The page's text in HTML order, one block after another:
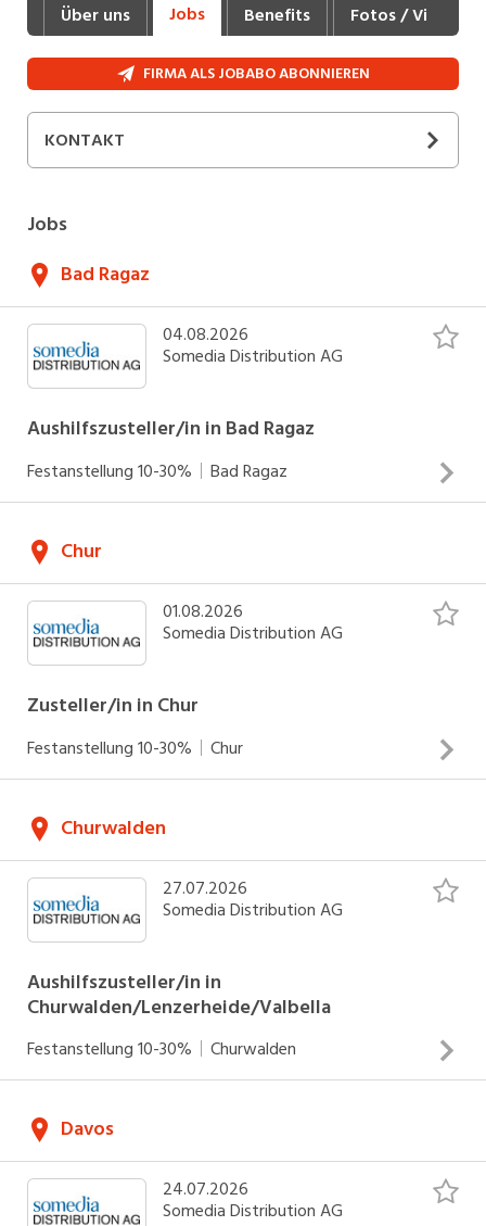
Über uns Jobs Benefits Fotos / Videos
FIRMA ALS JOBABO ABONNIEREN
KONTAKT
E-Mail
Jobs
Bad Ragaz
04.08.2026
Somedia Distribution AG
Aushilfszusteller/in in Bad Ragaz
Festanstellung10-30% Bad Ragaz
an Werk- und/oder Sonntagen Einsätze zwischen 04.00 -
06.30 Uhr (werktags) und 05.00 - 07.30 Uhr (sonntags)
INSERAT ANSEHEN
Chur
01.08.2026
Somedia Distribution AG
Zusteller/in in Chur
Festanstellung10-30% Chur
an Werktagen Einsätze zwischen 04.00 - 06.30 Uhr
INSERAT ANSEHEN
Churwalden
27.07.2026
Somedia Distribution AG
Aushilfszusteller/in in
Churwalden/Lenzerheide/Valbella
Festanstellung10-30% Churwalden
INSERAT ANSEHEN
Davos
24.07.2026
Somedia Distribution AG